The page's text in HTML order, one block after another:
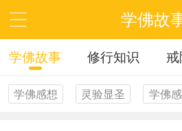
学佛故
学佛故事 修行知识
学佛感想 灵验显圣 学佛